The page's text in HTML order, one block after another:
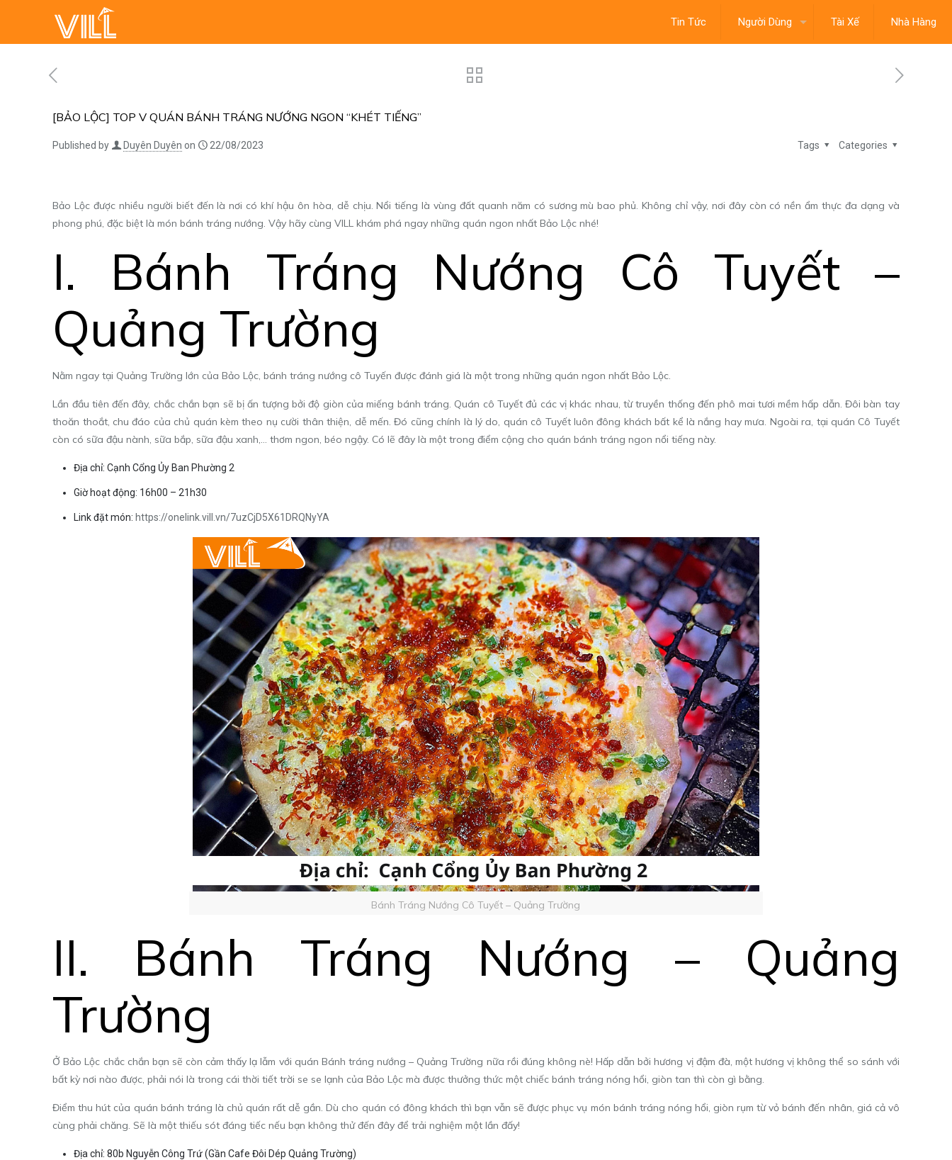
Tin Tức Người Dùng Tài Xế Nhà Hàng
[BẢO LỘC] TOP V QUÁN BÁNH TRÁNG NƯỚNG NGON “KHÉT TIẾNG”
Published by Duyên Duyên on 22/08/2023 Categories
Tags
Bảo Lộc được nhiều người biết đến là nơi có khí hậu ôn hòa, dễ chịu. Nổi tiếng là vùng đất quanh năm có sương mù bao phủ. Không chỉ vậy, nơi đây còn có nền ẩm thực đa dạng và
phong phú, đặc biệt là món bánh tráng nướng. Vậy hãy cùng VILL khám phá ngay những quán ngon nhất Bảo Lộc nhé!
I. Bánh Tráng Nướng Cô Tuyết –
Quảng Trường
Nằm ngay tại Quảng Trường lớn của Bảo Lộc, bánh tráng nướng cô Tuyến được đánh giá là một trong những quán ngon nhất Bảo Lộc.
Lần đầu tiên đến đây, chắc chắn bạn sẽ bị ấn tượng bởi độ giòn của miếng bánh tráng. Quán cô Tuyết đủ các vị khác nhau, từ truyền thống đến phô mai tươi mềm hấp dẫn. Đôi bàn tay
thoăn thoắt, chu đáo của chủ quán kèm theo nụ cười thân thiện, dễ mến. Đó cũng chính là lý do, quán cô Tuyết luôn đông khách bất kể là nắng hay mưa. Ngoài ra, tại quán Cô Tuyết
còn có sữa đậu nành, sữa bắp, sữa đậu xanh,… thơm ngon, béo ngậy. Có lẽ đây là một trong điểm cộng cho quán bánh tráng ngon nổi tiếng này.
Địa chỉ: Cạnh Cổng Ủy Ban Phường 2
Giờ hoạt động: 16h00 – 21h30
Link đặt món: https://onelink.vill.vn/7uzCjD5X61DRQNyYA
Bánh Tráng Nướng Cô Tuyết – Quảng Trường
II. Bánh Tráng Nướng – Quảng
Trường
Ở Bảo Lộc chắc chắn bạn sẽ còn cảm thấy lạ lẫm với quán Bánh tráng nướng – Quảng Trường nữa rồi đúng không nè!Hấp dẫn bởi hương vị đậm đà, một hương vị không thể so sánh với
bất kỳ nơi nào được, phải nói là trong cái thời tiết trời se se lạnh của Bảo Lộc mà được thưởng thức một chiếc bánh tráng nóng hổi, ​​giòn tan thì còn gì bằng.
Điểm thu hút của quán bánh tráng là chủ quán rất dễ gần. Dù cho quán có đông khách thì bạn vẫn sẽ được phục vụ món bánh tráng nóng hổi, ​​giòn rụm từ vỏ bánh đến nhân, giá cả vô
cùng phải chăng. Sẽ là một thiếu sót đáng tiếc nếu bạn không thử đến đây để trải nghiệm một lần đấy!
Địa chỉ: 80b Nguyễn Công Trứ (Gần Cafe Đôi Dép Quảng Trường)